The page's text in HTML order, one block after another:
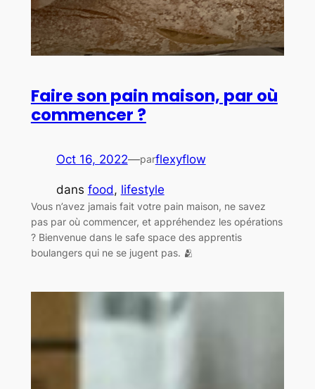
Faire son pain maison, par où
commencer ?
Oct 16, 2022—parflexyflow
dans food, lifestyle
Vous n’avez jamais fait votre pain maison, ne savez
pas par où commencer, et appréhendez les opérations
? Bienvenue dans le safe space des apprentis
boulangers qui ne se jugent pas. 🫂